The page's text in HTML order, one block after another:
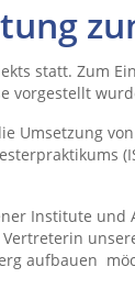
statt. Zum
vorgestellt
Umsetzung
Institute
aufbauen